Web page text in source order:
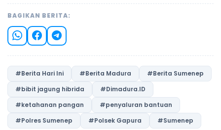
BAGIKAN BERITA:
#Berita Hari Ini #Berita Madura
#Berita Sumenep
#bibit jagung hibrida
#Dimadura.ID
#ketahanan pangan
#penyaluran bantuan
#Polres Sumenep
#Polsek Gapura #Sumenep